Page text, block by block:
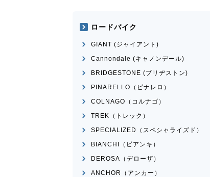
ロードバイク
GIANT (ジャイアント)
Cannondale (キャノンデール)
BRIDGESTONE (ブリヂストン)
PINARELLO（ピナレロ）
COLNAGO（コルナゴ）
TREK（トレック）
SPECIALIZED（スペシャライズド）
BIANCHI（ビアンキ）
DEROSA（デローザ）
ANCHOR（アンカー）